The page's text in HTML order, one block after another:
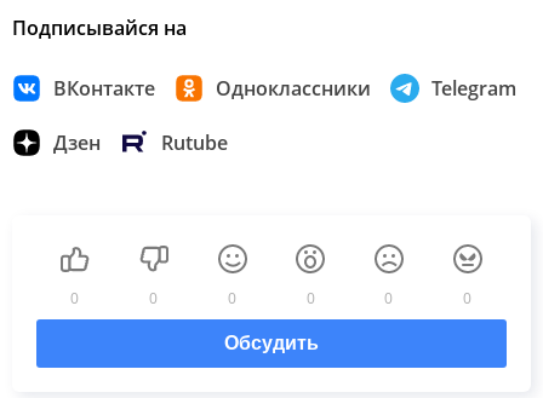
Подписывайся на
ВКонтакте Одноклассники Telegram
Дзен Rutube
0 0 0 0 0 0
Обсудить